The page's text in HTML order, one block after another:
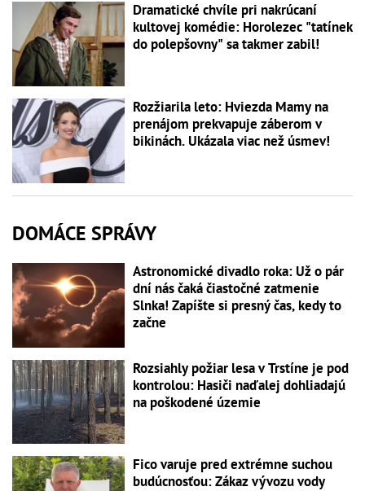
Dramatické chvíle pri nakrúcaní
kultovej komédie: Horolezec "tatínek
do polepšovny" sa takmer zabil!
Rozžiarila leto: Hviezda Mamy na
prenájom prekvapuje záberom v
bikinách. Ukázala viac než úsmev!
DOMÁCE SPRÁVY
Astronomické divadlo roka: Už o pár
dní nás čaká čiastočné zatmenie
Slnka! Zapíšte si presný čas, kedy to
začne
Rozsiahly požiar lesa v Trstíne je pod
kontrolou: Hasiči naďalej dohliadajú
na poškodené územie
Fico varuje pred extrémne suchou
budúcnosťou: Zákaz vývozu vody